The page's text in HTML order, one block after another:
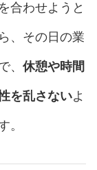
合わせようと
、その日の業
、 休憩や時間
を乱さないよ
。